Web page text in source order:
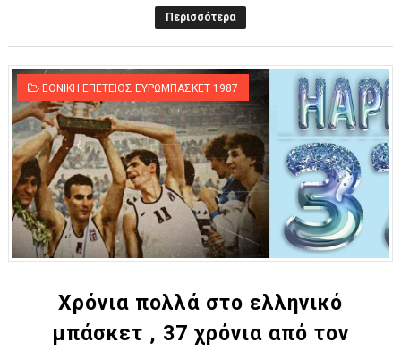
Περισσότερα
ΕΘΝΙΚΗ ΕΠΕΤΕΙΟΣ ΕΥΡΩΜΠΑΣΚΕΤ 1987
Χρόνια πολλά στο ελληνικό
μπάσκετ , 37 χρόνια από τον